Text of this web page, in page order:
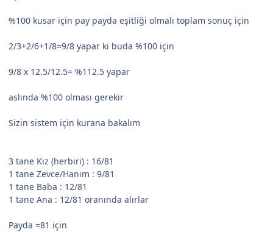
%100 kusar için pay payda eşitliği olmalı toplam sonuç için
2/3+2/6+1/8=9/8 yapar ki buda %100 için
9/8 x 12.5/12.5= %112.5 yapar
aslında %100 olması gerekir
Sizin sistem için kurana bakalım
3 tane Kız (herbiri) : 16/81
1 tane Zevce/Hanım : 9/81
1 tane Baba : 12/81
1 tane Ana : 12/81 oranında alırlar
Payda =81 için